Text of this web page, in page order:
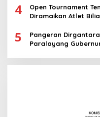
4
Open Tournament
Diramaikan Atlet
5
Pangeran
Paralayang